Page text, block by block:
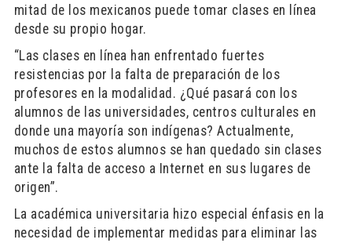
mitad de los mexicanos puede tomar clases en línea
desde su propio hogar.
“Las clases en línea han enfrentado fuertes
resistencias por la falta de preparación de los
profesores en la modalidad. ¿Qué pasará con los
alumnos de las universidades, centros culturales en
donde una mayoría son indígenas? Actualmente,
muchos de estos alumnos se han quedado sin clases
ante la falta de acceso a Internet en sus lugares de
origen”.
La académica universitaria hizo especial énfasis en la
necesidad de implementar medidas para eliminar las